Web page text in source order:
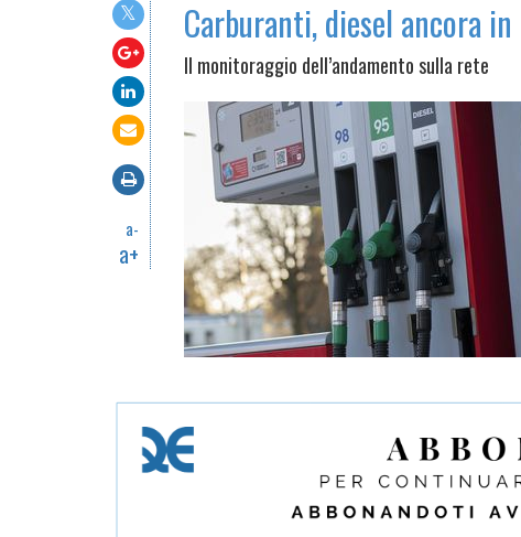
a-
a+
Carburanti, diesel ancora
Il monitoraggio dell’andamento sulla rete